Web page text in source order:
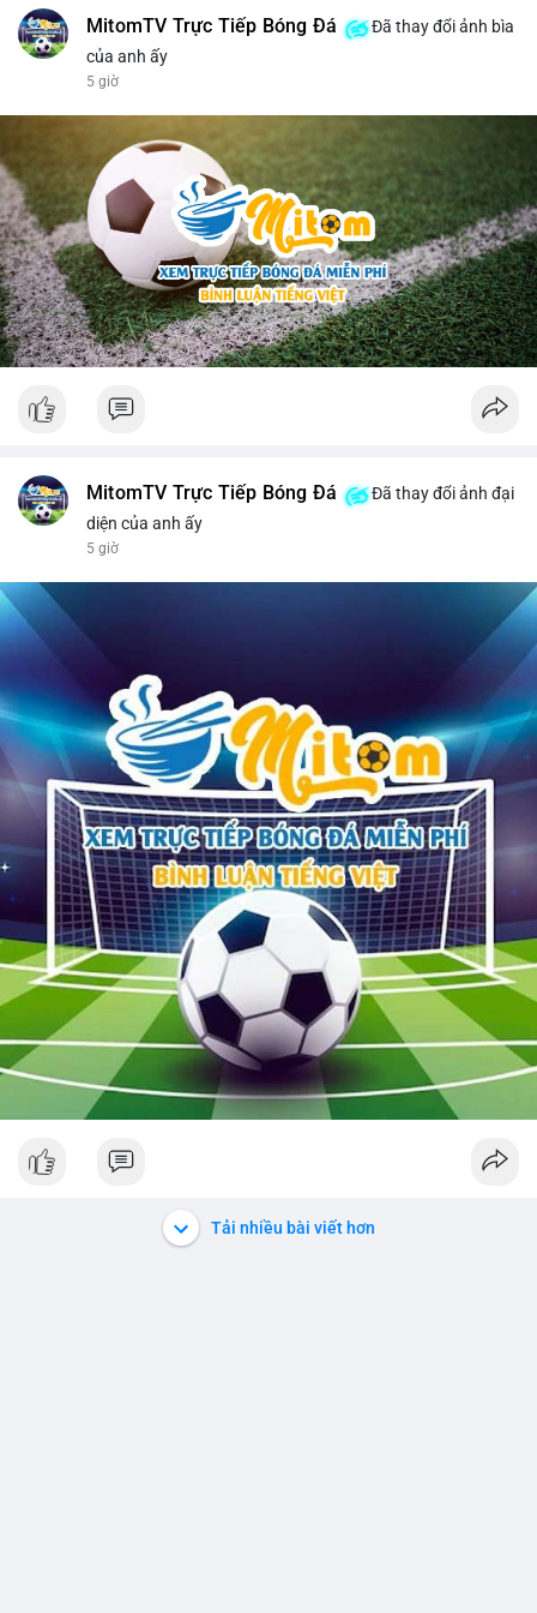
MitomTV Trực Tiếp Bóng Đá
Đã thay đổi ảnh bìa
của anh ấy
5 giờ
MitomTV Trực Tiếp Bóng Đá
Đã thay đổi ảnh đại
diện của anh ấy
5 giờ
Tải nhiều bài viết hơn